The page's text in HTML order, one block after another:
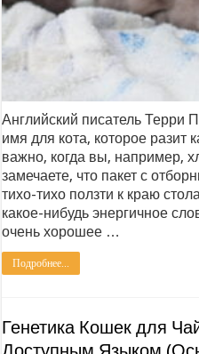
Английский писатель Терри
имя для кота, которое разит
важно, когда вы, например,
замечаете, что пакет с
тихо-тихо ползти к краю
какое-нибудь энергичное
очень хорошее …
Подробнее...
Генетика Кошек для